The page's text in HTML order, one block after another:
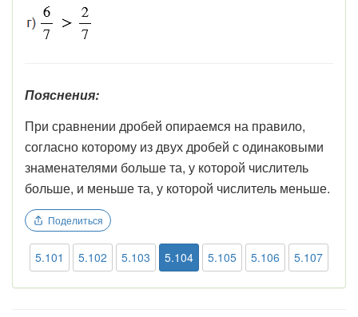
Пояснения:
При сравнении дробей опираемся на правило,
согласно которому из двух дробей с одинаковыми
знаменателями больше та, у которой числитель
больше, и меньше та, у которой числитель меньше.
Поделиться
5.101 5.102 5.103 5.104 5.105 5.106 5.107